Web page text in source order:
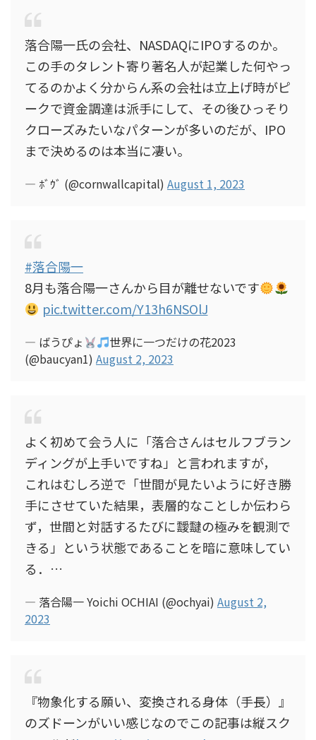
落合陽一氏の会社、NASDAQにIPOするのか。
この手のタレント寄り著名人が起業した何やっ
てるのかよく分からん系の会社は立上げ時がピ
ークで資金調達は派手にして、その後ひっそり
クローズみたいなパターンが多いのだが、IPO
まで決めるのは本当に凄い。
— ﾎﾞｳﾞ (@cornwallcapital) August 1, 2023
#落合陽一
8月も落合陽一さんから目が離せないです
pic.twitter.com/Y13h6NSOlJ
— ばうぴょ
世界に一つだけの花2023
(@baucyan1) August 2, 2023
よく初めて会う人に「落合さんはセルフブラン
ディングが上手いですね」と言われますが，
これはむしろ逆で「世間が見たいように好き勝
手にさせていた結果，表層的なことしか伝わら
ず，世間と対話するたびに靉靆の極みを観測で
きる」という状態であることを暗に意味してい
る．…
— 落合陽一 Yoichi OCHIAI (@ochyai) August 2,
2023
『物象化する願い、変換される身体（手長）』
のズドーンがいい感じなのでこの記事は縦スク